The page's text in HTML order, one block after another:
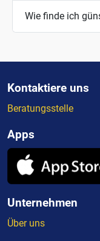
Wie finde ich
Kontaktiere uns
Beratungsstelle
Apps
Unternehmen
Über uns